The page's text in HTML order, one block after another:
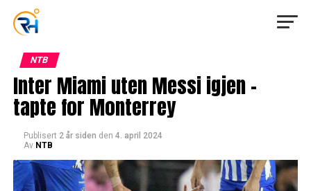
NTB
Inter Miami uten Messi igjen –
tapte for Monterrey
Publisert 2 år siden den 4. april 2024
Av NTB